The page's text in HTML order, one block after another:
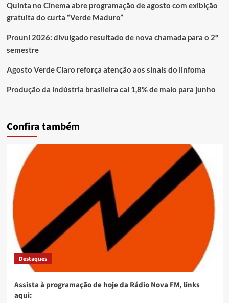
Quinta no Cinema abre programação de agosto com exibição
gratuita do curta “Verde Maduro”
Prouni 2026: divulgado resultado de nova chamada para o 2º
semestre
Agosto Verde Claro reforça atenção aos sinais do linfoma
Produção da indústria brasileira cai 1,8% de maio para junho
Confira também
Destaques
Assista à programação de hoje da Rádio Nova FM, links
aqui: